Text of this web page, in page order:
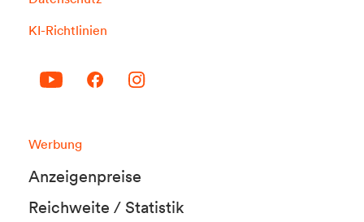
KI-Richtlinien
Werbung
Anzeigenpreise
Reichweite / Statistik